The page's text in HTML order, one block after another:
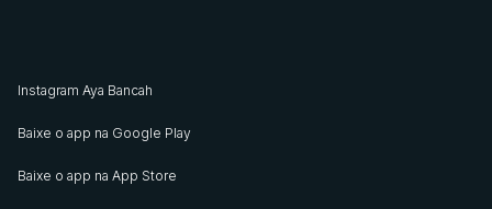
Instagram Aya Bancah
Baixe o app na Google Play
Baixe o app na App Store